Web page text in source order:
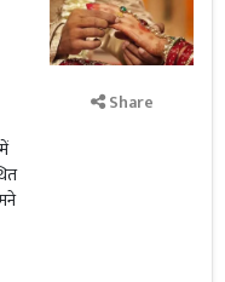
Share